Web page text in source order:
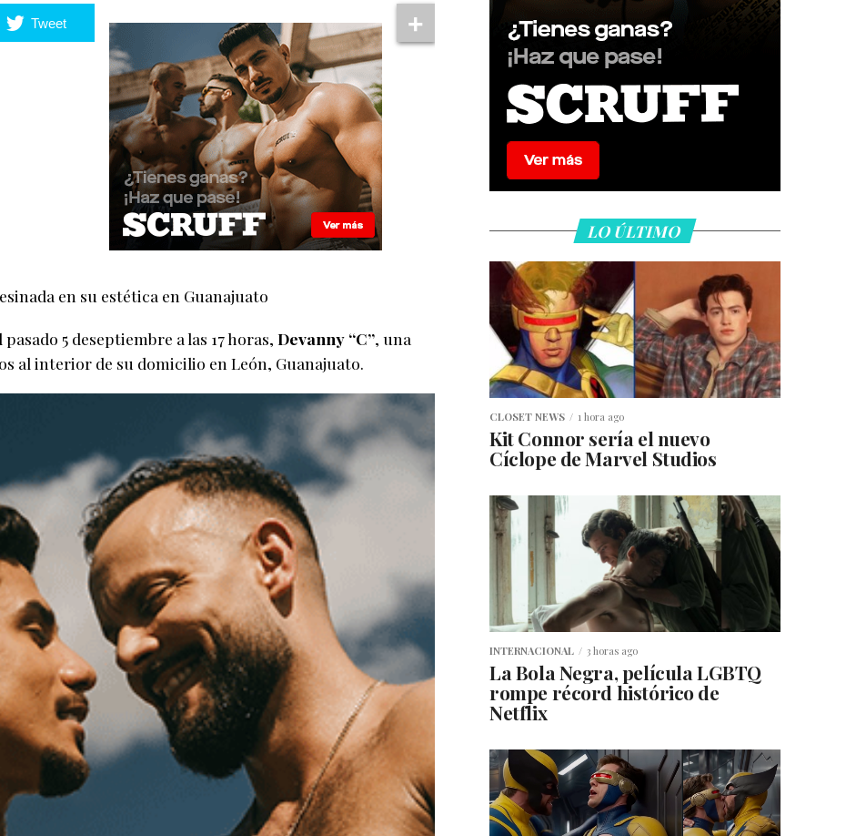
Tweet
en su estética en Guanajuato
5 deseptiembre a las 17 horas, Devanny “C”, una
al interior de su domicilio en León, Guanajuato.
LO ÚLTIMO
CLOSET NEWS 1 hora ago
Kit Connor sería el nuevo
Cíclope de Marvel Studios
INTERNACIONAL 3 horas ago
La Bola Negra, película LGBTQ
rompe récord histórico de
Netflix